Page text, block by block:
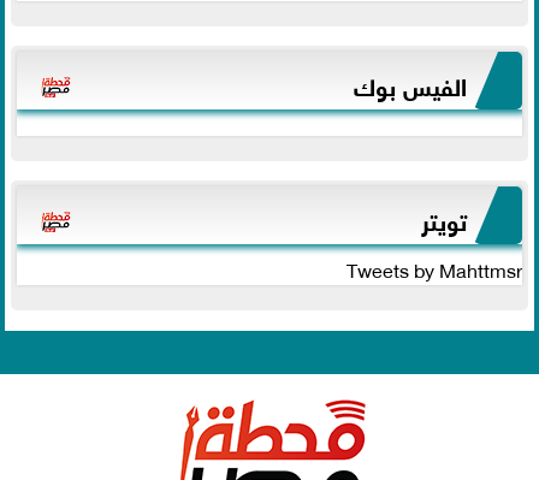
الفيس بوك
تويتر
Tweets by Mahttmsr